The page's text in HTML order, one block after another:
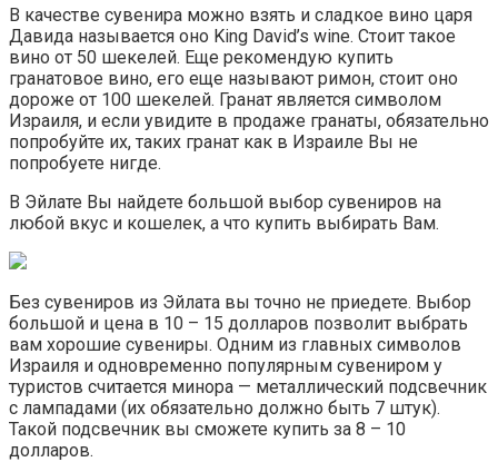
В качестве сувенира можно взять и сладкое вино царя
Давида называется оно King David’s wine. Стоит такое
вино от 50 шекелей. Еще рекомендую купить
гранатовое вино, его еще называют римон, стоит оно
дороже от 100 шекелей. Гранат является символом
Израиля, и если увидите в продаже гранаты, обязательно
попробуйте их, таких гранат как в Израиле Вы не
попробуете нигде.
В Эйлате Вы найдете большой выбор сувениров на
любой вкус и кошелек, а что купить выбирать Вам.
Без сувениров из Эйлата вы точно не приедете. Выбор
большой и цена в 10 – 15 долларов позволит выбрать
вам хорошие сувениры. Одним из главных символов
Израиля и одновременно популярным сувениром у
туристов считается минора — металлический подсвечник
с лампадами (их обязательно должно быть 7 штук).
Такой подсвечник вы сможете купить за 8 – 10
долларов.